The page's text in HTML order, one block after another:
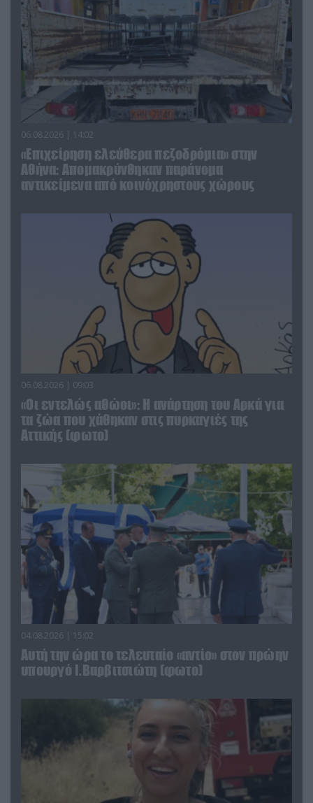
06.08.2026 | 14:02
«Επιχείρηση ελεύθερα πεζοδρόμια» στην
Αθήνα: Απομακρύνθηκαν παράνομα
αντικείμενα από κοινόχρηστους χώρους
06.08.2026 | 09:03
«Οι εντελώς αθώοι»: Η ανάρτηση του Αρκά για
τα ζώα που χάθηκαν στις πυρκαγιές της
Αττικής (φωτο)
04.08.2026 | 15:02
Αυτή την ώρα το τελευταίο «αντίο» στον πρώην
υπουργό Ι.Βαρβιτσιώτη (φωτο)